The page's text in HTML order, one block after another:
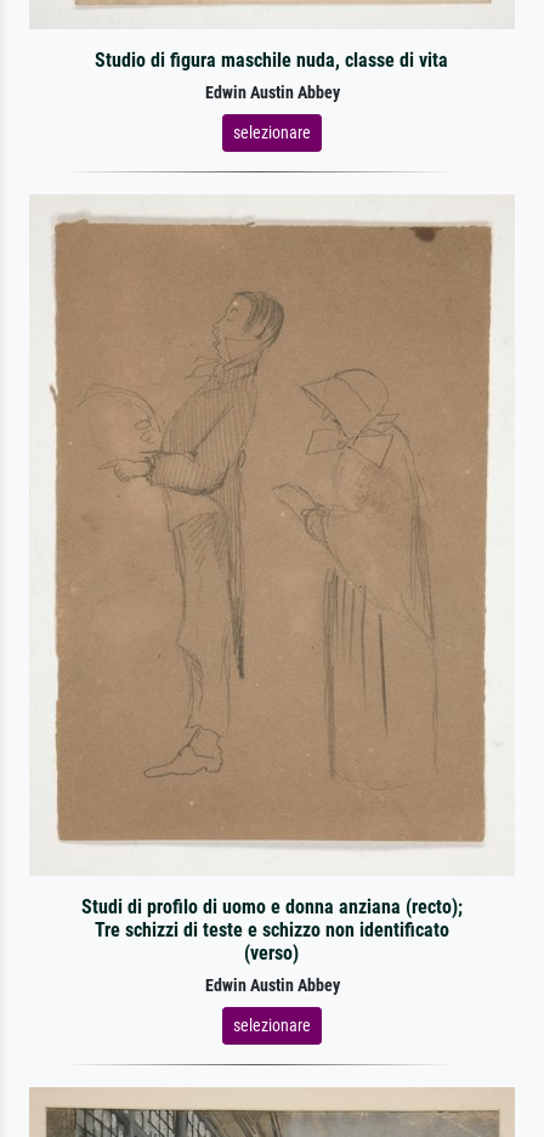
Studio di figura maschile nuda, classe di vita
Edwin Austin Abbey
selezionare
Studi di profilo di uomo e donna anziana (recto);
Tre schizzi di teste e schizzo non identificato
(verso)
Edwin Austin Abbey
selezionare